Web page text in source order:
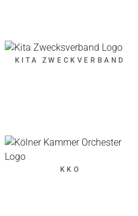
KITA ZWECKVERBAND
KKO